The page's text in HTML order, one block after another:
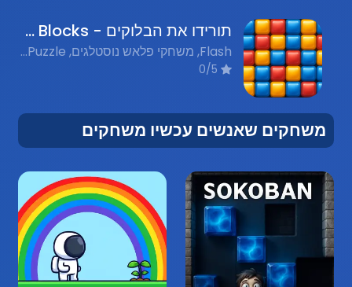
תורידו את הבלוקים - Drop the Blocks
Flash, משחקי פלאש נוסטלגים, Puzzle, חידות
משחקים שאנשים עכשיו משחקים